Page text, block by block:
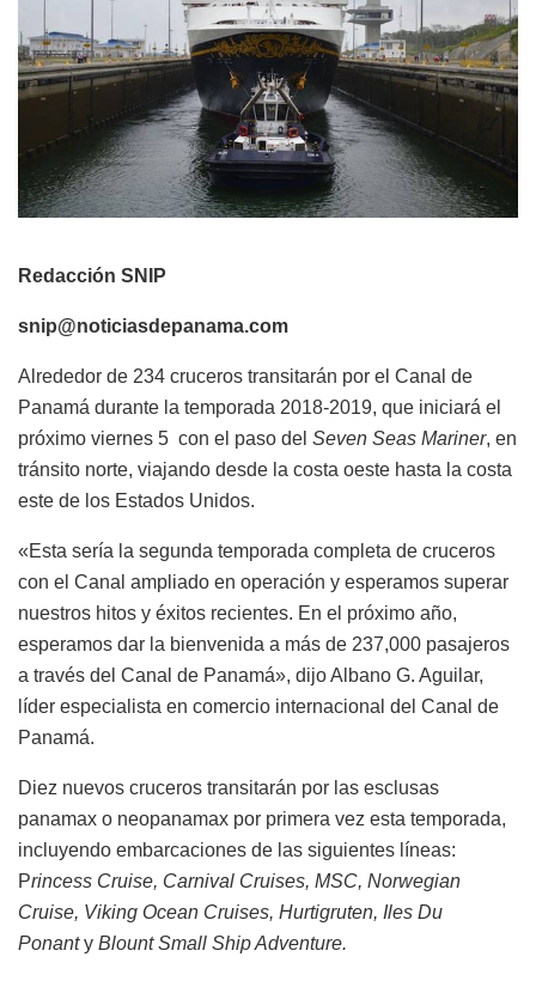
Redacción SNIP
snip@noticiasdepanama.com
Alrededor de 234 cruceros transitarán por el Canal de
Panamá durante la temporada 2018-2019, que iniciará el
próximo viernes 5 con el paso del Seven Seas Mariner, en
tránsito norte, viajando desde la costa oeste hasta la costa
este de los Estados Unidos.
«Esta sería la segunda temporada completa de cruceros
con el Canal ampliado en operación y esperamos superar
nuestros hitos y éxitos recientes. En el próximo año,
esperamos dar la bienvenida a más de 237,000 pasajeros
a través del Canal de Panamá», dijo Albano G. Aguilar,
líder especialista en comercio internacional del Canal de
Panamá.
Diez nuevos cruceros transitarán por las esclusas
panamax o neopanamax por primera vez esta temporada,
incluyendo embarcaciones de las siguientes líneas:
Princess Cruise, Carnival Cruises, MSC, Norwegian
Cruise, Viking Ocean Cruises, Hurtigruten, Iles Du
Ponanty Blount Small Ship Adventure.